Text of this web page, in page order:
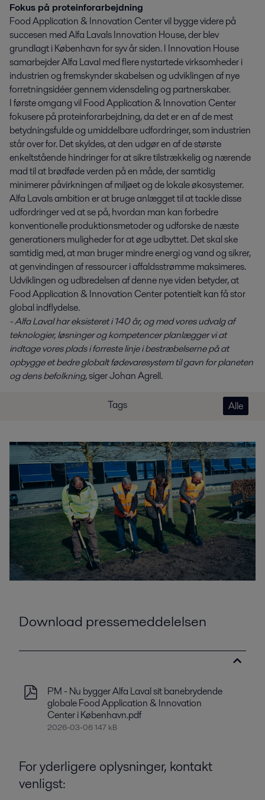
Fokus på proteinforarbejdning
Food Application & Innovation Center vil bygge videre på
succesen med Alfa Lavals Innovation House, der blev
grundlagt i København for syv år siden. I Innovation House
samarbejder Alfa Laval med flere nystartede virksomheder i
industrien og fremskynder skabelsen og udviklingen af nye
forretningsidéer gennem vidensdeling og partnerskaber.
I første omgang vil Food Application & Innovation Center
fokusere på proteinforarbejdning, da det er en af de mest
betydningsfulde og umiddelbare udfordringer, som industrien
står over for. Det skyldes, at den udgør en af de største
enkeltstående hindringer for at sikre tilstrækkelig og nærende
mad til at brødføde verden på en måde, der samtidig
minimerer påvirkningen af miljøet og de lokale økosystemer.
Alfa Lavals ambition er at bruge anlægget til at tackle disse
udfordringer ved at se på, hvordan man kan forbedre
konventionelle produktionsmetoder og udforske de næste
generationers muligheder for at øge udbyttet. Det skal ske
samtidig med, at man bruger mindre energi og vand og sikrer,
at genvindingen af ressourcer i affaldsstrømme maksimeres.
Udviklingen og udbredelsen af denne nye viden betyder, at
Food Application & Innovation Center potentielt kan få stor
global indflydelse.
- Alfa Laval har eksisteret i 140 år, og med vores udvalg af
teknologier, løsninger og kompetencer planlægger vi at
indtage vores plads i forreste linje i bestræbelserne på at
opbygge et bedre globalt fødevaresystem til gavn for planeten
og dens befolkning,siger Johan Agrell.
Tags Alle
Download pressemeddelelsen
PM - Nu bygger Alfa Laval sit banebrydende
globale Food Application & Innovation
Center i København.pdf
2026-03-06 147 kB
For yderligere oplysninger, kontakt
venligst: